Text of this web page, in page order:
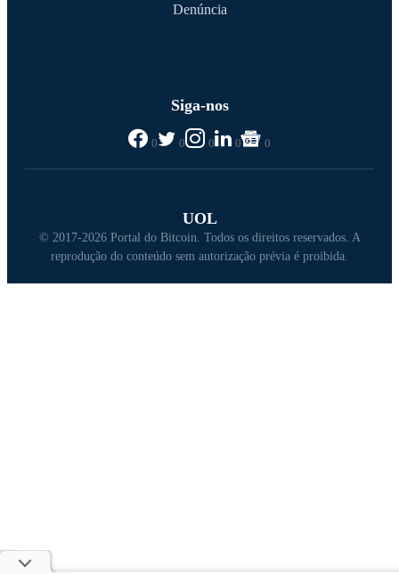
Denúncia
Siga-nos
0 0 0 0 0
UOL
© 2017-2026 Portal do Bitcoin. Todos os direitos reservados. A
reprodução do conteúdo sem autorização prévia é proibida.